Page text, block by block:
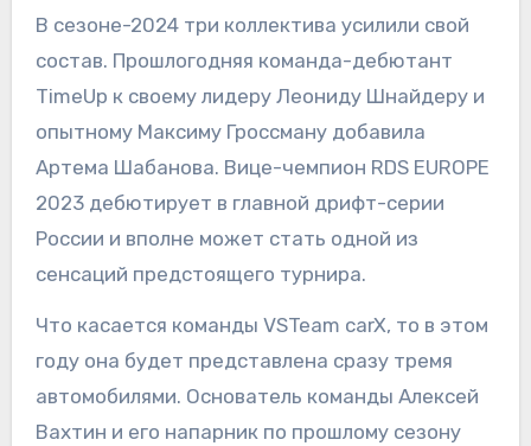
В сезоне-2024 три коллектива усилили свой
состав. Прошлогодняя команда-дебютант
TimeUp к своему лидеру Леониду Шнайдеру и
опытному Максиму Гроссману добавила
Артема Шабанова. Вице-чемпион RDS EUROPE
2023 дебютирует в главной дрифт-серии
России и вполне может стать одной из
сенсаций предстоящего турнира.
Что касается команды VSTeam carX, то в этом
году она будет представлена сразу тремя
автомобилями. Основатель команды Алексей
Вахтин и его напарник по прошлому сезону